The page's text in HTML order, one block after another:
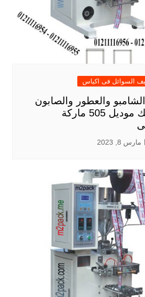
والعطور والصابون
السائل اتوماتيك موديل 505 ماركة
مارس 8, 2023